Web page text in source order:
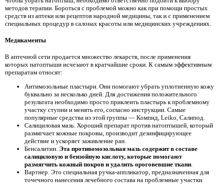
методов терапии. Бороться с проблемой можно как при помощи простых
средств из аптеки или рецептов народной медицины, так и с применением
специальных процедур в салонах красоты или медицинских учреждениях.
Медикаменты
В аптечной сети продается множество лекарств, после применения
которых натоптыши исчезают в кратчайшие сроки. К самым эффективным
препаратам относят:
Антимозольные пластыри. Они помогают убрать уплотненную кожу
буквально за несколько дней. Для достижения положительного
результата необходимо просто приклеить пластырь к проблемному
участку ступни и менять его, согласно инструкции. Самые
популярные средства из этой группы — Компид, Leiko, Салипод.
Салициловая мазь. Хороший препарат против натоптышей, который
размягчает кожные покровы, производит дезинфицирующее
действие и ускоряет заживление ран.
Бенсалитин. Эта противомозольная мазь содержит в составе
салициловую и бензойную кислоту, которые помогают
размягчить кожный покров и удалить ороговевшие ткани
Вартнер. Это специальная ручка-аппликатор, предназначенная для
точечного нанесения лечебного состава на проблемные участки